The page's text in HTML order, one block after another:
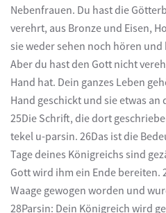
Nebenfrauen. Du hast die
verehrt, aus Bronze und Eisen,
sie weder sehen noch hören
Aber du hast den Gott nicht
Hand hat. Dein ganzes Leben
Hand geschickt und sie etwas an
25Die Schrift, die dort
tekel u-parsin. 26Das ist die
Tage deines Königreichs sind
Gott wird ihm ein Ende bereiten.
Waage gewogen worden und
28Parsin: Dein Königreich wird